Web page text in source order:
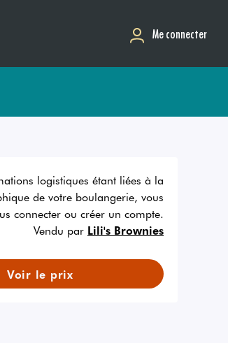
Me connecter
logistiques étant liées à la
de votre boulangerie, vous
connecter ou créer un compte.
Vendu par Lili's Brownies
Voir le prix